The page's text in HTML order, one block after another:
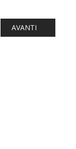
NODO DI GENOVA,
ARTICOLO
AVANTI